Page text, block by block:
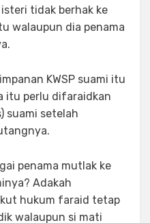
isteri tidak berhak ke
walaupun dia penama
KWSP suami itu
itu perlu difaraidkan
suami setelah
penama mutlak ke
Adakah
hukum faraid tetap
walaupun si mati